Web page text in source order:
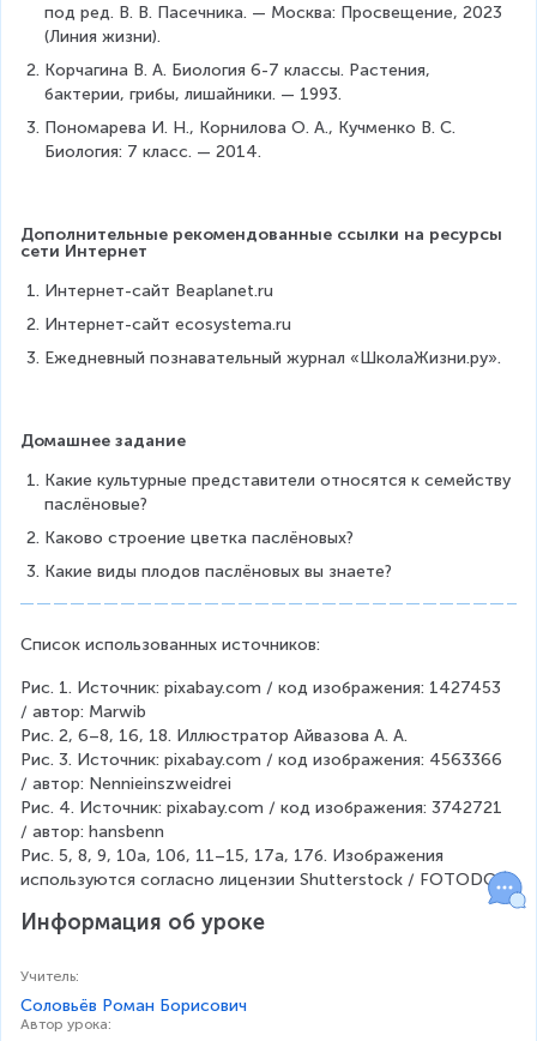
под ред. В. В. Пасечника. — Москва: Просвещение, 2023
(Линия жизни).
Корчагина В. А. Биология 6-7 классы. Растения,
бактерии, грибы, лишайники. — 1993.
Пономарева И. Н., Корнилова О. А., Кучменко В. С.
Биология: 7 класс. — 2014.
Дополнительные рекомендованные ссылки на ресурсы
сети Интернет
Интернет-сайт Beaplanet.ru
Интернет-сайт ecosystema.ru
Ежедневный познавательный журнал «ШколаЖизни.ру».
Домашнее задание
Какие культурные представители относятся к семейству
паслёновые?
Каково строение цветка паслёновых?
Какие виды плодов паслёновых вы знаете?
Список использованных источников:
Рис. 1. Источник: pixabay.com / код изображения: 1427453
/ автор: Marwib
Рис. 2, 6–8, 16, 18. Иллюстратор Айвазова А. А.
Рис. 3. Источник: pixabay.com / код изображения: 4563366
/ автор: Nennieinszweidrei
Рис. 4. Источник: pixabay.com / код изображения: 3742721
/ автор: hansbenn
Рис. 5, 8, 9, 10а, 10б, 11–15, 17а, 17б. Изображения
используются согласно лицензии Shutterstock / FOTODOM
Информация об уроке
Учитель:
Соловьёв Роман Борисович
Автор урока: